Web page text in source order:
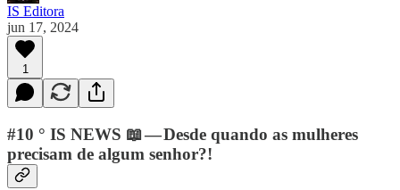
IS Editora
jun 17, 2024
1
#10 ° IS NEWS 📖 — Desde quando as mulheres
precisam de algum senhor?!